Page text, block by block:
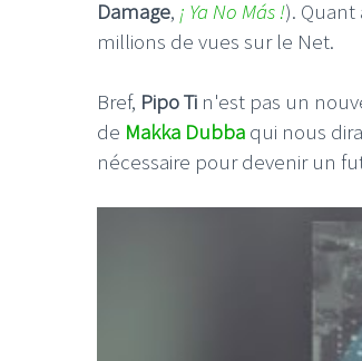
Damage, ¡ Ya No Más !). Quant
millions de vues sur le Net.
Bref, Pipo Ti n'est pas un
de Makka Dubba qui nous
nécessaire pour devenir un